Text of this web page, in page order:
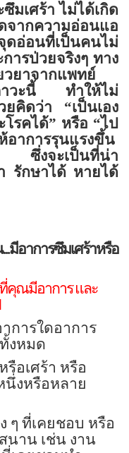
มเศร้า ไม่ได้เกิด
จากความอ่อนแอ
อ่อนที่เป็นคนไม่
ารป่วยจริงๆ ทาง
วยาจากแพทย์
วะนี้
ทำให้ไม่
ยคิดว่า “เป็นเอง
โรคได้” หรือ “ไป
อาการรุนแรงขึ้น
ซึ่งจะเป็นที่น่า
รักษาได้ หายได้
มีอาการซึมเศร้าหรือ
คุณมีอาการ และ
การใดอาการ
งหมด
รือเศร้า หรือ
นึ่งหรือหลาย
ๆ ที่เคยชอบ หรือ
นาน เช่น งาน